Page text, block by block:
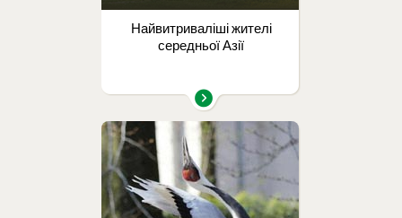
Найвитриваліші жителі
середньої Азії